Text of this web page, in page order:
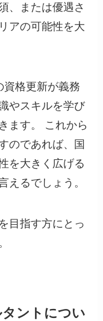
、または優遇さ
アの可能性を大
資格更新が義務
やスキルを学び
ます。 これから
のであれば、国
を大きく広げる
えるでしょう。
目指す方にとっ
ントについ